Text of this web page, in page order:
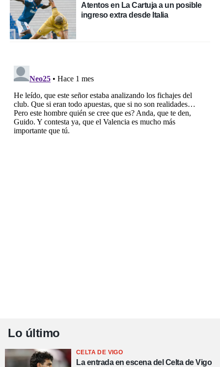
Atentos en La Cartuja a un posible
ingreso extra desde Italia
Lo último
CELTA DE VIGO
La entrada en escena del Celta de Vigo